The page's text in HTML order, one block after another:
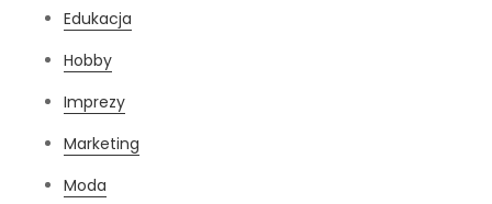
Edukacja
Hobby
Imprezy
Marketing
Moda